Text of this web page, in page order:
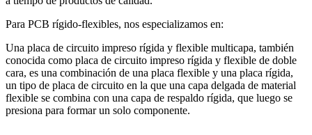
Para PCB rígido-flexibles, nos especializamos en:
Una placa de circuito impreso rígida y flexible multicapa, también
conocida como placa de circuito impreso rígida y flexible de doble
cara, es una combinación de una placa flexible y una placa rígida,
un tipo de placa de circuito en la que una capa delgada de material
flexible se combina con una capa de respaldo rígida, que luego se
presiona para formar un solo componente.